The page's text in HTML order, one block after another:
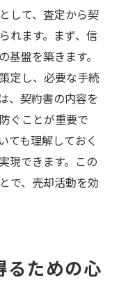
して、査定から契
れます。まず、信
盤を築きます。
定し、必要な手続
、契約書の内容を
ぐことが重要で
ても理解しておく
現できます。この
で、売却活動を効
るための心